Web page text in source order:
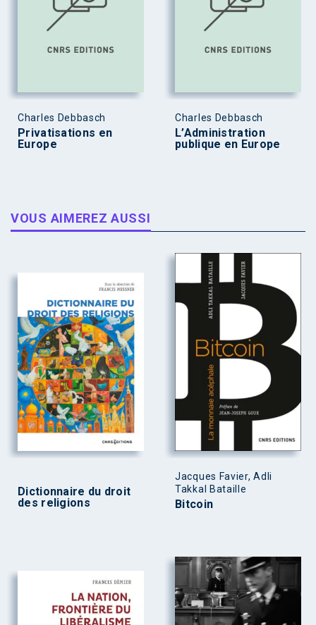
Charles Debbasch
Privatisations en
Europe
Charles Debbasch
L’Administration
publique en Europe
VOUS AIMEREZ AUSSI
Dictionnaire du droit
des religions
Jacques Favier, Adli
Takkal Bataille
Bitcoin